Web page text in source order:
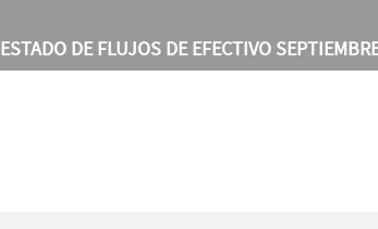
ESTADO DE FLUJOS DE EFECTIVO